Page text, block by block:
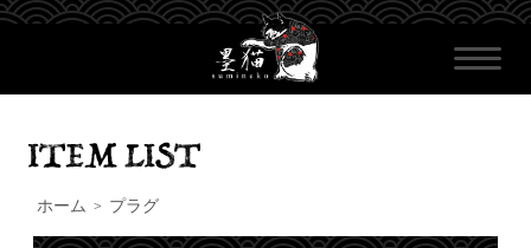
ホーム > プラグ